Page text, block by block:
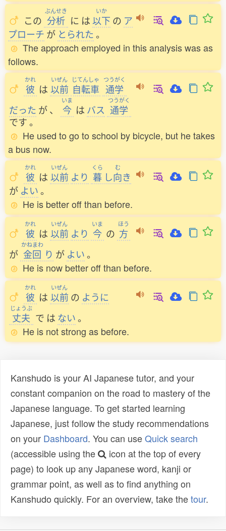
この
ぶんせき
分析 に は
いか
以下 の ア
プローチ が とられた。
The approach employed in this analysis was as
follows.
かれ
彼 は
いぜん
以前
じてんしゃ
自転車
つうがく
通学
だった が、
いま
今 は バス
つうがく
通学
です。
He used to go to school by bicycle, but he takes
a bus now.
かれ
彼 は
いぜん
以前 より
くら
暮 し
む
向き
が よい。
He is better off than before.
かれ
彼 は
いぜん
以前 より
いま
今 の
ほう
方
が
かねまわ
金回 り が よい。
He is now better off than before.
かれ
彼 は
いぜん
以前 の ように
じょうぶ
丈夫 で は ない。
He is not strong as before.
Kanshudo is your AI Japanese tutor, and your
constant companion on the road to mastery of the
Japanese language. To get started learning
Japanese, just follow the study recommendations
on your Dashboard. You can useQuick search
(accessible using the
icon at the top of every
page) to look up any Japanese word, kanji or
grammar point, as well as to find anything on
Kanshudo quickly. For an overview, take thetour.